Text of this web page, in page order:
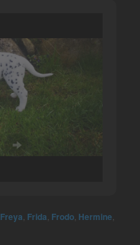
Freya Frida Frodo Hermine